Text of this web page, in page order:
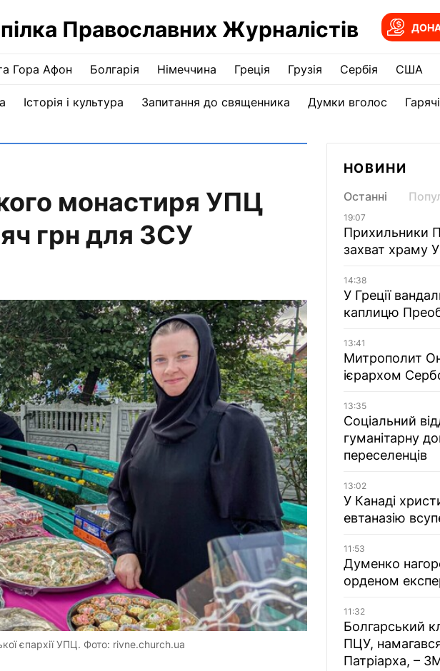
Православних Журналістів
Гора Афон Болгарія Німеччина Греція Грузія Сербія США
Історія і культура Запитання до священника Думки вголос
монастиря УПЦ
грн для ЗСУ
єпархії УПЦ. Фото: rivne.church.ua
НОВИНИ
Останні
19:07
Прихильники
захват храму
14:38
У Греції
каплицю
13:41
Митрополит
ієрархом
13:35
Соціальний
гуманітарну
переселенців
13:02
У Канаді
евтаназію
11:53
Думенко
орденом
11:32
Болгарський
ПЦУ,
Патріарха, –